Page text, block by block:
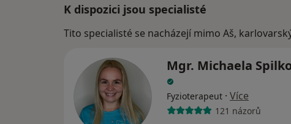
K dispozici jsou specialisté
Tito specialisté se nacházejí mimo Aš,
Mgr. Michaela
Fyzioterapeut · Více
121 názorů